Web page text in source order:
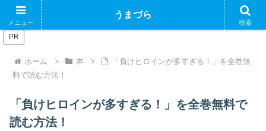
ブログで収益化できるかやってみるブログ
PR
ホーム 本
「負けヒロインが多すぎる！」を全巻無
料で読む方法！
「負けヒロインが多すぎる！」を全巻無料で
読む方法！
メニュー
うまづら
検索